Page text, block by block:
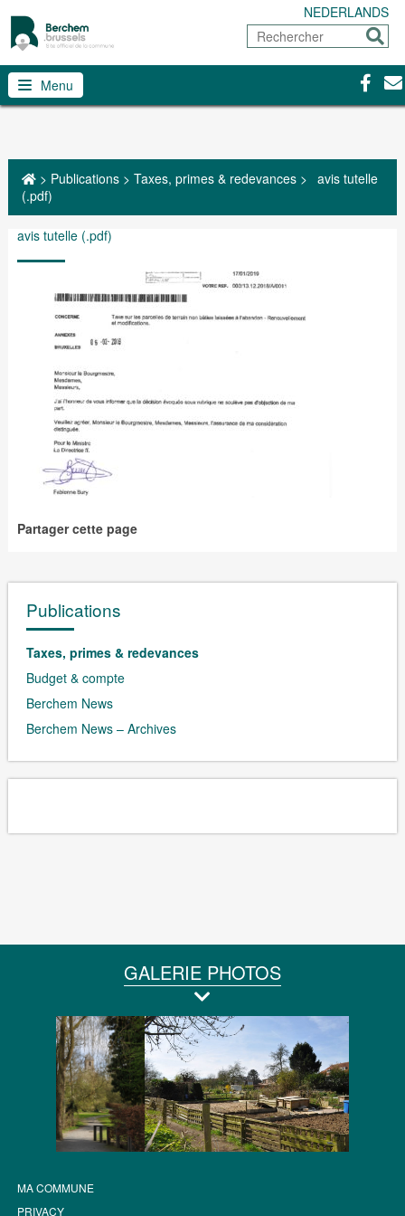
NEDERLANDS
Rechercher
Menu
> Publications> Taxes, primes & redevances> avis tutelle
(.pdf)
avis tutelle (.pdf)
Partager cette page
Publications
Taxes, primes & redevances
Budget & compte
Berchem News
Berchem News – Archives
GALERIE PHOTOS
MA COMMUNE
PRIVACY